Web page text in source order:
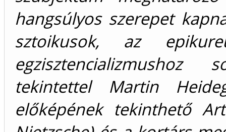
hangsúlyos szerepet
sztoikusok, az
tekintettel Martin
előképének tekinthető